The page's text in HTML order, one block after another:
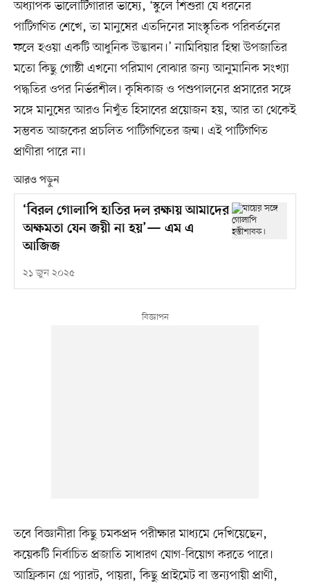
অধ্যাপক ভালোর্টিগারার ভাষ্যে, ‘স্কুলে শিশুরা যে ধরনের
পাটিগণিত শেখে, তা মানুষের এতদিনের সাংস্কৃতিক পরিবর্তনের
ফলে হওয়া একটি আধুনিক উদ্ভাবন।’ নামিবিয়ার হিম্বা উপজাতির
মতো কিছু গোষ্ঠী এখনো পরিমাণ বোঝার জন্য আনুমানিক সংখ্যা
পদ্ধতির ওপর নির্ভরশীল। কৃষিকাজ ও পশুপালনের প্রসারের সঙ্গে
সঙ্গে মানুষের আরও নিখুঁত হিসাবের প্রয়োজন হয়, আর তা থেকেই
সম্ভবত আজকের প্রচলিত পাটিগণিতের জন্ম। এই পাটিগণিত
প্রাণীরা পারে না।
আরও পড়ুন
‘বিরল গোলাপি হাতির দল রক্ষায় আমাদের
অক্ষমতা যেন জয়ী না হয়’— এম এ
আজিজ
২১ জুন ২০২৫
তবে বিজ্ঞানীরা কিছু চমকপ্রদ পরীক্ষার মাধ্যমে দেখিয়েছেন,
কয়েকটি নির্বাচিত প্রজাতি সাধারণ যোগ-বিয়োগ করতে পারে।
আফ্রিকান গ্রে প্যারট, পায়রা, কিছু প্রাইমেট বা স্তন্যপায়ী প্রাণী,